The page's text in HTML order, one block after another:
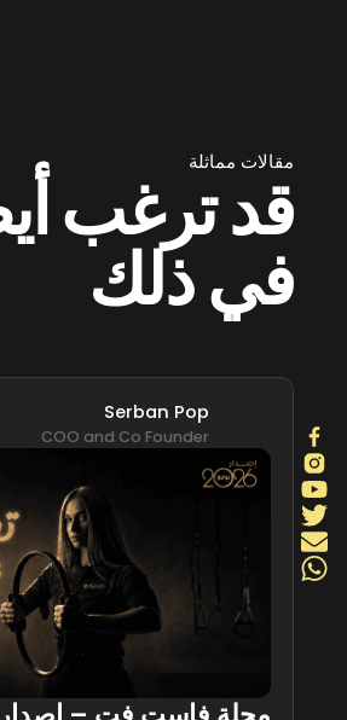
مقالات مماثلة
قد ترغب
في ذلك
Serban Pop
COO and Co Founder